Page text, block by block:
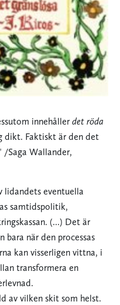
innehåller det röda
dikt. Faktiskt är den det
/Saga Wallander,
lidandets eventuella
samtidspolitik,
(...) Det är
bara när den processas
kan visserligen vittna, i
transformera en
av vilken skit som helst.